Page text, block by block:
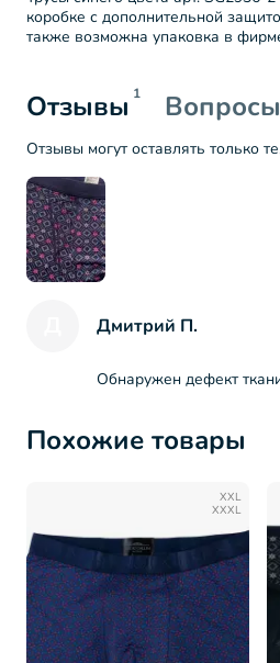
коробке с дополнительной
также возможна упаковка в
Отзывы 1 Вопросы
Отзывы могут оставлять только
Дмитрий П.
Обнаружен дефект
Похожие товары
XXL
XXXL